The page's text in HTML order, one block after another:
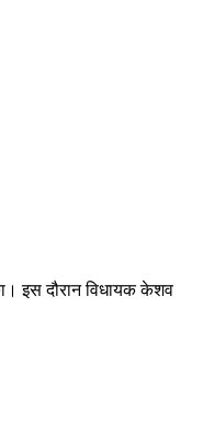
इस दौरान विधायक केशव